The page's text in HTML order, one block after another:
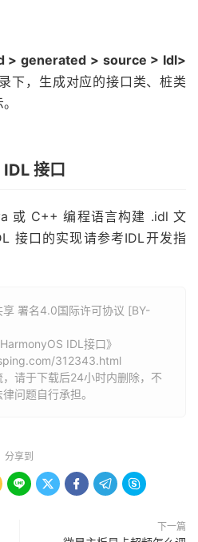
> generated > source > Idl>
下，生成对应的接口类、桩类
接口
或 C++ 编程语言构建 .idl 文
接口的实现请参考IDL开发指
署名4.0国际许可协议 [BY-
IDL接口》
312343.html
请于下载后24小时内删除，不
问题自行承担。
分享到
    
下一篇